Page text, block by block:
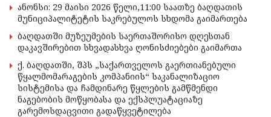
ანონსი: 29 მაისი 2026 წელი,11:00 საათზე ბაღდათის
მუნიციპალიტეტის საკრებულოს სხდომა გაიმართება
ბაღდათში მუზეუმების საერთაშორისო დღესთან
დაკავშირებით სხვადასხვა ღონისძიებები გაიმართა
ქ. ბაღდათში, შპს „საქართველოს გაერთიანებული
წყალმომარაგების კომპანიის“ საკანალიზაციო
სისტემისა და ჩამდინარე წყლების გამწმენდი
ნაგებობის მოწყობასა და ექსპლუატაციაზე
გარემოსდაცვითი გადაწყვეტილება